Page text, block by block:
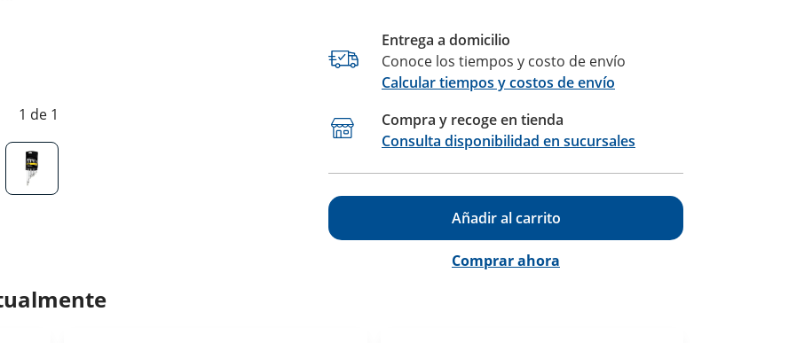
1 de 1
Entrega a domicilio
Conoce los tiempos y costo de envío
Calcular tiempos y costos de envío
Compra y recoge en tienda
Consulta disponibilidad en sucursales
Añadir al carrito
Comprar ahora